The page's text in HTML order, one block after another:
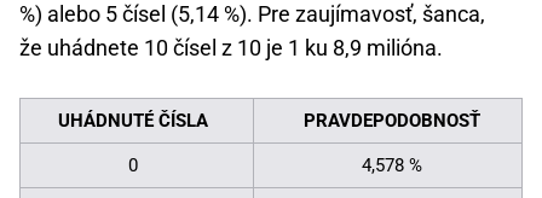
%) alebo 5 čísel (5,14 %). Pre zaujímavosť, šanca,
že uhádnete 10 čísel z 10 je 1 ku 8,9 milióna.
UHÁDNUTÉ ČÍSLA PRAVDEPODOBNOSŤ
0 4,578 %